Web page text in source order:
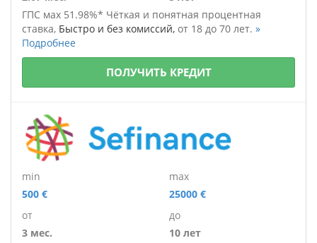
ГПС мах 51.98%* Чёткая и понятная процентная
ставка, Быстро и без комиссий, от 18 до 70 лет. »
Подробнее
ПОЛУЧИТЬ КРЕДИТ
min
500 €
max
25000 €
от
3 мес.
до
10 лет